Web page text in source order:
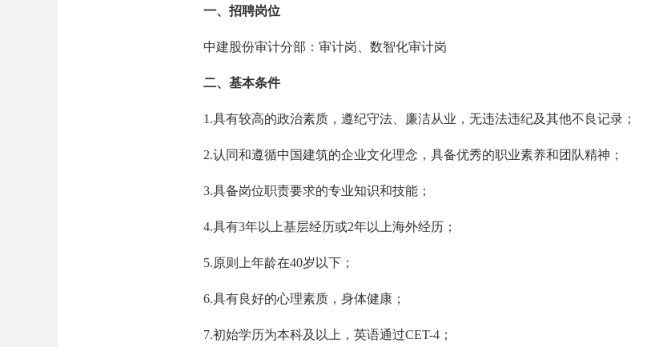
一、招聘岗位
中建股份审计分部：审计岗、数智化审计岗
二、基本条件
1.具有较高的政治素质，遵纪守法、廉洁从业，无违法违纪及其他不良记录；
2.认同和遵循中国建筑的企业文化理念，具备优秀的职业素养和团队精神；
3.具备岗位职责要求的专业知识和技能；
4.具有3年以上基层经历或2年以上海外经历；
5.原则上年龄在40岁以下；
6.具有良好的心理素质，身体健康；
7.初始学历为本科及以上，英语通过CET-4；